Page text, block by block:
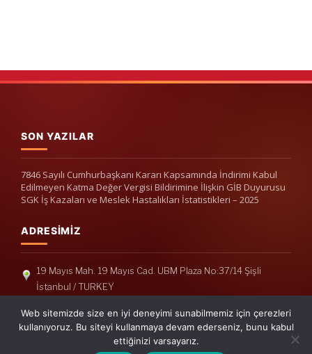
SON YAZILAR
7846 Sayılı Cumhurbaşkanı Kararı Kapsamında İndirimi Kabul
Edilmeyen Katma Değer Vergisi Bildirimine İlişkin GİB Duyurusu
SGK İş Kazaları ve Meslek Hastalıkları İstatistikleri – 2025
ADRESIMIZ
19 Mayıs Mah. 19 Mayıs Cad. UBM Plaza No:37/14 Şişli
İstanbul / TURKEY
Telefon: +90(212) 240 33 39
Telefon: +90(212) 248 19 36
info@erisymm.com
Web sitemizde size en iyi deneyimi sunabilmemiz için çerezleri
kullanıyoruz. Bu siteyi kullanmaya devam ederseniz, bunu kabul
ettiğinizi varsayarız.